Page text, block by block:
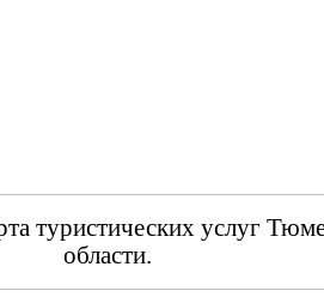
туристических услуг
области.